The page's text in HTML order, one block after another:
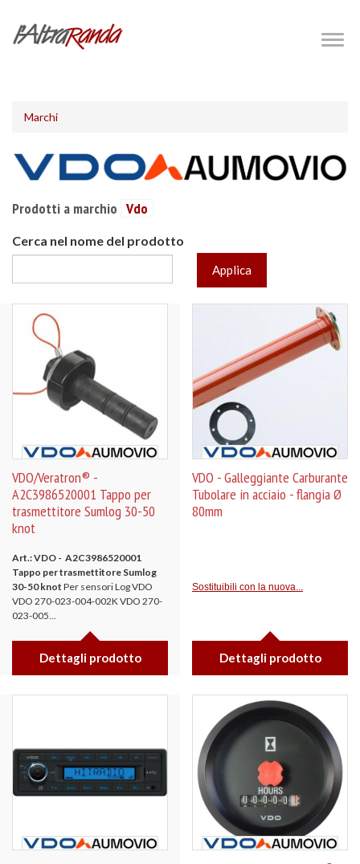
Marchi
Prodotti a marchio Vdo
Cerca nel nome del prodotto
Applica
VDO/Veratron® -
A2C3986520001 Tappo per
trasmettitore Sumlog 30-50
knot
Art.: VDO - A2C3986520001
Tappo per trasmettitore Sumlog
30-50 knot Per sensori Log VDO
VDO 270-023-004-002K VDO 270-
023-005...
Dettagli prodotto
VDO - Galleggiante Carburante
Tubolare in acciaio - flangia Ø
80mm
Sostituibili con la nuova...
Dettagli prodotto